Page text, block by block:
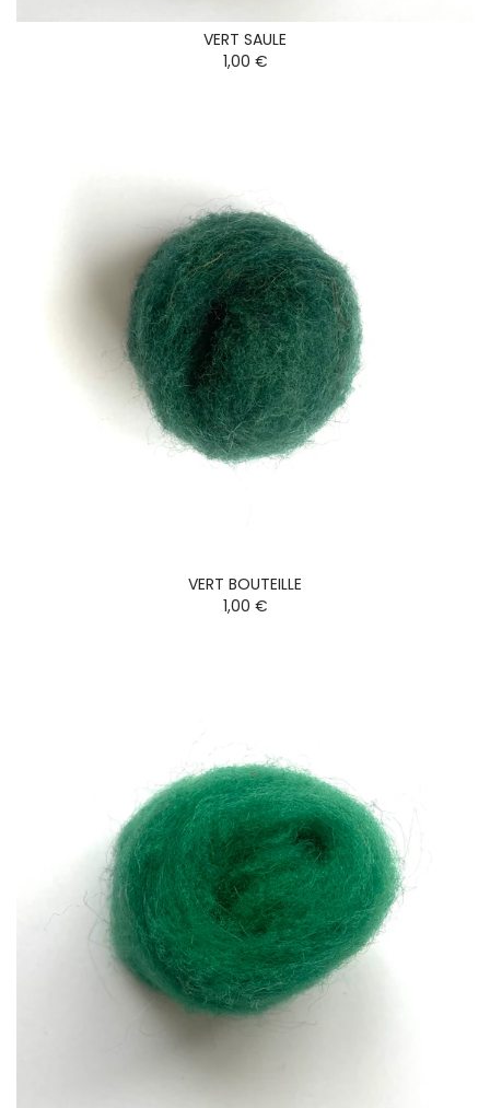
VERT SAULE
1,00 €
VERT BOUTEILLE
1,00 €